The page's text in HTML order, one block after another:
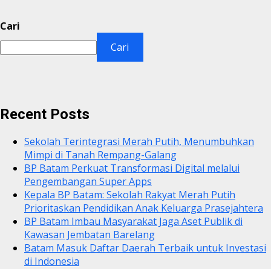
Cari
Cari
Recent Posts
Sekolah Terintegrasi Merah Putih, Menumbuhkan
Mimpi di Tanah Rempang-Galang
BP Batam Perkuat Transformasi Digital melalui
Pengembangan Super Apps
Kepala BP Batam: Sekolah Rakyat Merah Putih
Prioritaskan Pendidikan Anak Keluarga Prasejahtera
BP Batam Imbau Masyarakat Jaga Aset Publik di
Kawasan Jembatan Barelang
Batam Masuk Daftar Daerah Terbaik untuk Investasi
di Indonesia